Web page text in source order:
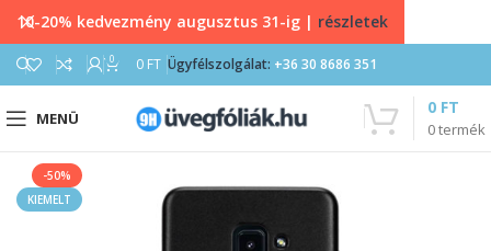
0 0 FT Ügyfélszolgálat: +36 30 8686 351
MENÜ
0termék
0 FT
-50%
KIEMELT
10-20% kedvezmény augusztus 31-ig | részletek